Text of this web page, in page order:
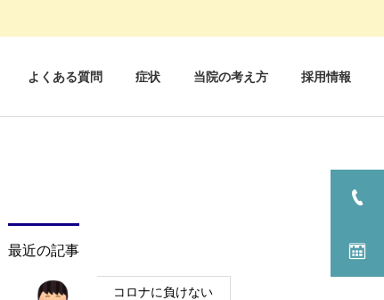
よくある質問 症状 当院の考え方 採用情報
最近の記事
コロナに負けない